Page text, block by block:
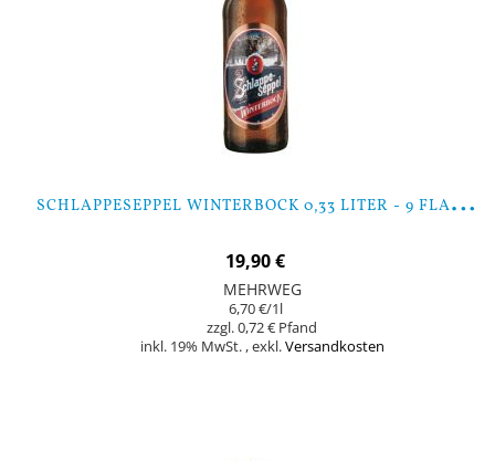
S
CHLAPPESEPPEL WINTERBOCK 0,33 LITER - 9 FLASCHEN
19,90 €
MEHRWEG
6,70 €/1l
0,72 €
inkl. 19% MwSt. ,exkl.Versandkosten